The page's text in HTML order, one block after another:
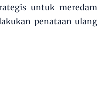
untuk meredam
penataan ulang